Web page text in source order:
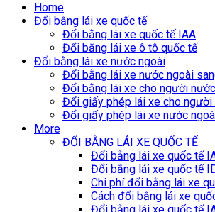
Home
Đổi bằng lái xe quốc tế
Đổi bằng lái xe quốc tế IAA
Đổi bằng lái xe ô tô quốc tế
Đổi bằng lái xe nước ngoài
Đổi bằng lái xe nước ngoài
Đổi bằng lái xe cho người
Đổi giấy phép lái xe cho người
Đổi giấy phép lái xe nước
More
ĐỔI BẰNG LÁI XE QUỐC TẾ
Đổi bằng lái xe quốc tế
Đổi bằng lái xe quốc tế
Chi phí đổi bằng lái xe
Cách đổi bằng lái xe